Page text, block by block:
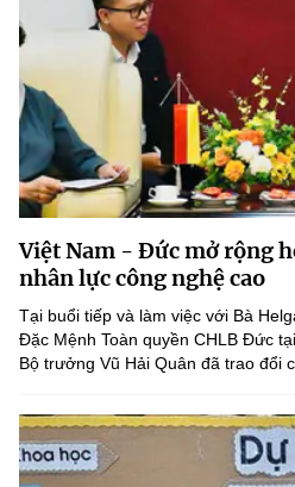
Việt Nam - Đức mở rộng
nhân lực công nghệ cao
Tại buổi tiếp và làm việc với Bà
Đặc Mệnh Toàn quyền CHLB Đức
Bộ trưởng Vũ Hải Quân đã trao đổi